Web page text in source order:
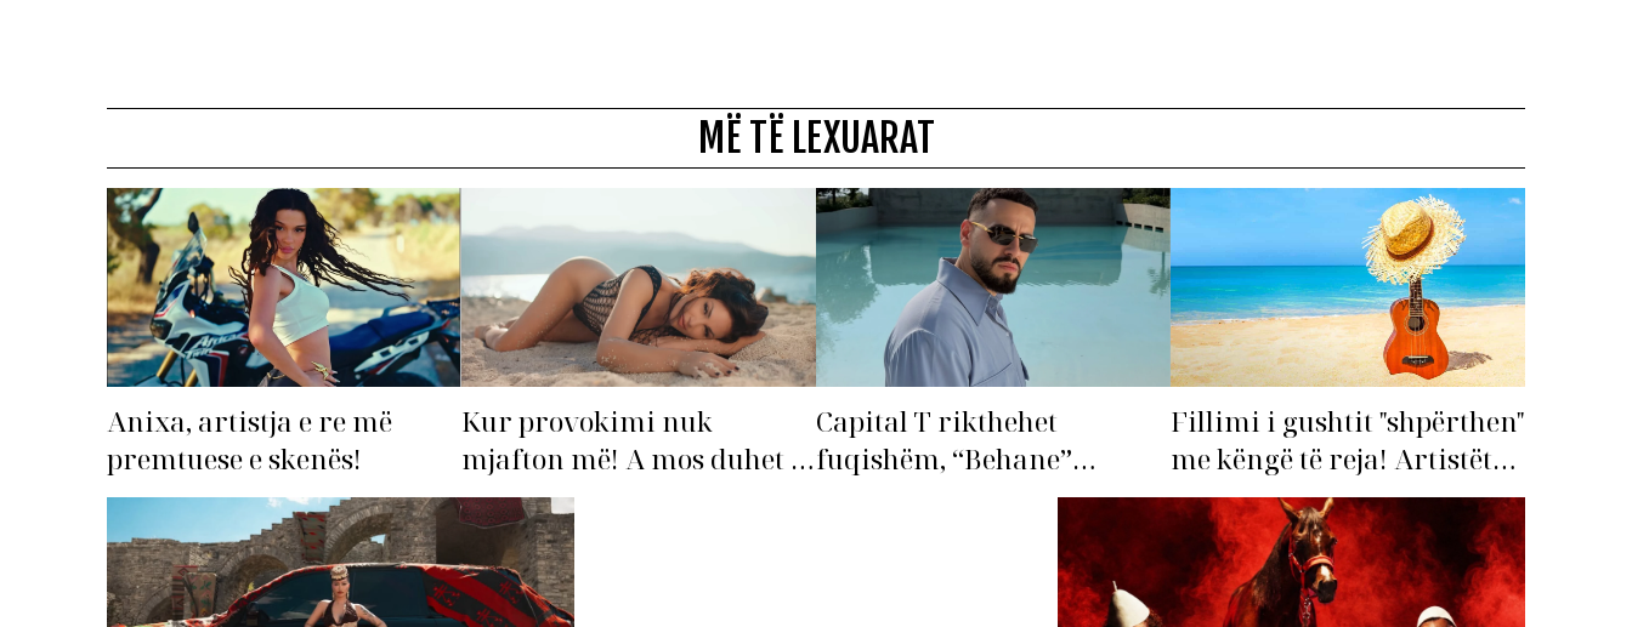
MË TË LEXUARAT
Anixa, artistja e re më
premtuese e skenës!
Kur provokimi nuk
mjafton më! A mos duhet të
‘dorëzohet’ Bleona?
Capital T rikthehet
fuqishëm, “Behane”
premton të bëhet fiksimi i
Fillimi i gushtit "shpërthen"
me këngë të reja! Artistët
shqiptarë hapin garën për
hitin e verës!